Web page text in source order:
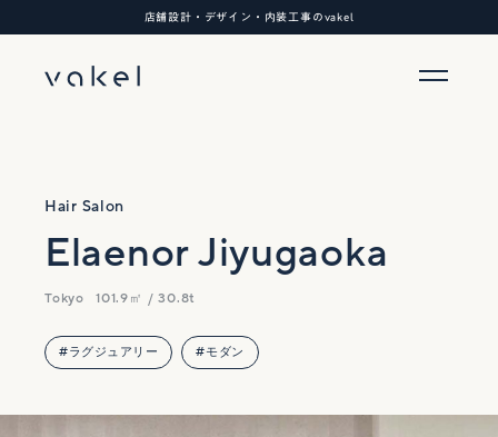
店舗設計・デザイン・内装工事のvakel
Hair Salon
Elaenor Jiyugaoka
Tokyo 101.9㎡ / 30.8t
#ラグジュアリー #モダン